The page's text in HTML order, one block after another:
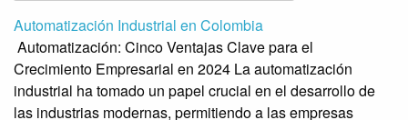
Automatización Industrial en Colombia
Automatización: Cinco Ventajas Clave para el
Crecimiento Empresarial en 2024 La automatización
industrial ha tomado un papel crucial en el desarrollo de
las industrias modernas, permitiendo a las empresas